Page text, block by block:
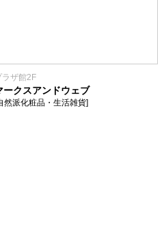
ラザ館2F
ークスアンドウェブ
然派化粧品・生活雑貨]